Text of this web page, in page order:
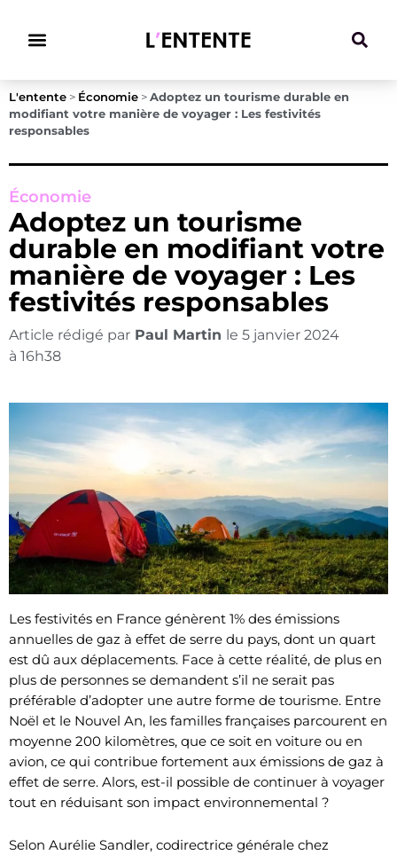
L'entente > Économie > Adoptez un tourisme durable en
modifiant votre manière de voyager : Les festivités
responsables
Économie
Adoptez un tourisme
durable en modifiant votre
manière de voyager : Les
festivités responsables
Article rédigé par Paul Martin le 5 janvier 2024
à 16h38
Les festivités en France génèrent 1% des émissions
annuelles de gaz à effet de serre du pays, dont un quart
est dû aux déplacements. Face à cette réalité, de plus en
plus de personnes se demandent s’il ne serait pas
préférable d’adopter une autre forme de tourisme. Entre
Noël et le Nouvel An, les familles françaises parcourent en
moyenne 200 kilomètres, que ce soit en voiture ou en
avion, ce qui contribue fortement aux émissions de gaz à
effet de serre. Alors, est-il possible de continuer à voyager
tout en réduisant son impact environnemental ?
Selon Aurélie Sandler, codirectrice générale chez